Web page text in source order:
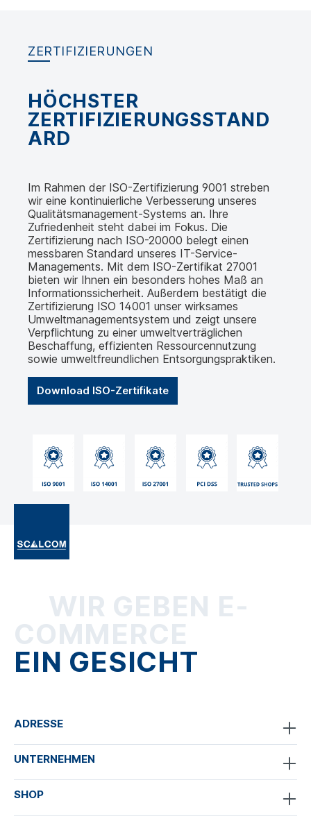
ZERTIFIZIERUNGEN
HÖCHSTER
ZERTIFIZIERUNGSSTAND
ARD
Im Rahmen der ISO-Zertifizierung 9001 streben
wir eine kontinuierliche Verbesserung unseres
Qualitätsmanagement-Systems an. Ihre
Zufriedenheit steht dabei im Fokus. Die
Zertifizierung nach ISO-20000 belegt einen
messbaren Standard unseres IT-Service-
Managements. Mit dem ISO-Zertifikat 27001
bieten wir Ihnen ein besonders hohes Maß an
Informationssicherheit. Außerdem bestätigt die
Zertifizierung ISO 14001 unser wirksames
Umweltmanagementsystem und zeigt unsere
Verpflichtung zu einer umweltverträglichen
Beschaffung, effizienten Ressourcennutzung
sowie umweltfreundlichen Entsorgungspraktiken.
Download ISO-Zertifikate
WIR GEBEN E-
COMMERCE
EIN GESICHT
ADRESSE
UNTERNEHMEN
SHOP